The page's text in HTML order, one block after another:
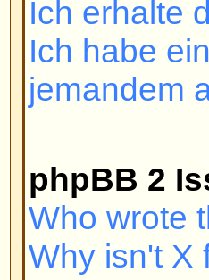
eine
Webmaster
kontaktieren,
überprüfen Sie
Passwort.
nicht,